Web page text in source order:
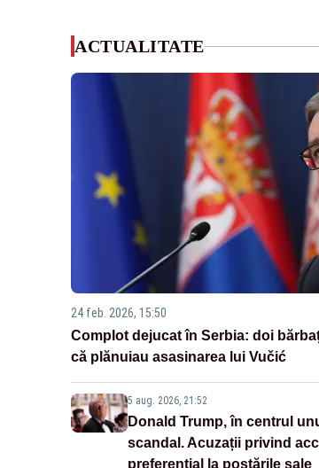
ACTUALITATE
24 feb. 2026, 15:50
Complot dejucat în Serbia: doi
că plănuiau asasinarea lui Vučić
5 aug. 2026, 21:52
Donald Trump, în centrul
scandal. Acuzații privind
preferențial la postările sale